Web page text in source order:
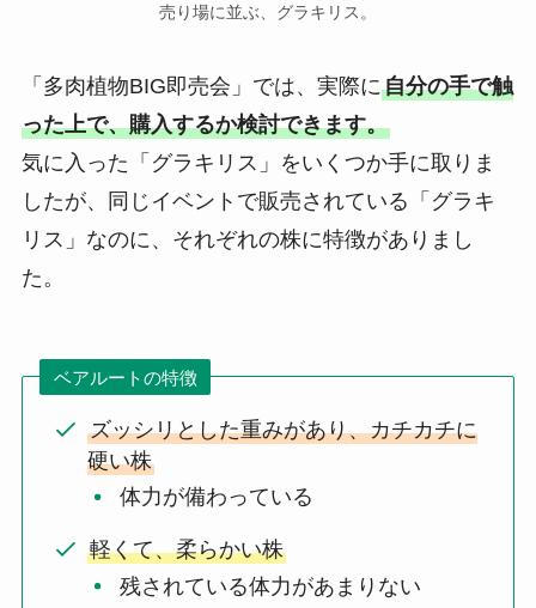
売り場に並ぶ、グラキリス。
「多肉植物BIG即売会」では、実際に自分の手で触
った上で、購入するか検討できます。
気に入った「グラキリス」をいくつか手に取りま
したが、同じイベントで販売されている「グラキ
リス」なのに、それぞれの株に特徴がありまし
た。
ベアルートの特徴
ズッシリとした重みがあり、カチカチに
硬い株
体力が備わっている
軽くて、柔らかい株
残されている体力があまりない